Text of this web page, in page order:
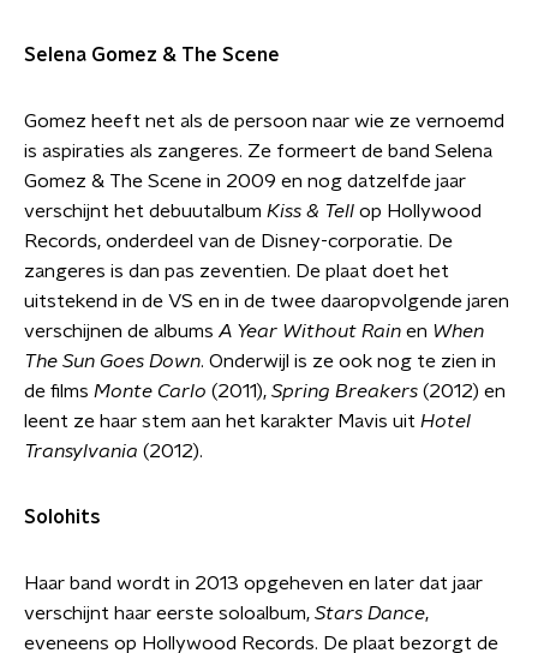
Selena Gomez & The Scene
Gomez heeft net als de persoon naar wie ze vernoemd
is aspiraties als zangeres. Ze formeert de band Selena
Gomez & The Scene in 2009 en nog datzelfde jaar
verschijnt het debuutalbum Kiss & Tell op Hollywood
Records, onderdeel van de Disney-corporatie. De
zangeres is dan pas zeventien. De plaat doet het
uitstekend in de VS en in de twee daaropvolgende jaren
verschijnen de albums A Year Without Rain en When
The Sun Goes Down. Onderwijl is ze ook nog te zien in
de films Monte Carlo (2011), Spring Breakers (2012) en
leent ze haar stem aan het karakter Mavis uit Hotel
Transylvania (2012).
Solohits
Haar band wordt in 2013 opgeheven en later dat jaar
verschijnt haar eerste soloalbum, Stars Dance,
eveneens op Hollywood Records. De plaat bezorgt de